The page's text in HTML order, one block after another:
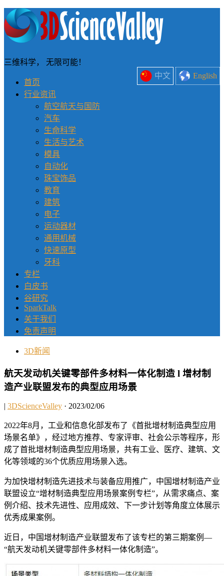
中文 English
三维科学， 无限可能！
首页
行业资讯
航空航天与国防
汽车
生命科学
生活与艺术
模具
自动化
珠宝饰品
教育
建筑
电子
运动器材
通用机械
快速原型
牙科
专栏
白皮书
谷研究
SparkTalk
关于我们
免责声明
3D新闻
航天发动机关键零部件多材料一体化制造 l 增材制
造产业联盟发布的典型应用场景
| 3DScienceValley · 2023/02/06
2022年8月，工业和信息化部发布了《首批增材制造典型应用
场景名单》，经过地方推荐、专家评审、社会公示等程序，形
成了首批增材制造典型应用场景，共有工业、医疗、建筑、文
化等领域的36个优质应用场景入选。
为加快增材制造先进技术与装备应用推广，中国增材制造产业
联盟设立“增材制造典型应用场景案例专栏”，从需求痛点、案
例介绍、技术先进性、应用成效、下一步计划等角度立体展示
优秀成果案例。
近日，中国增材制造产业联盟发布了该专栏的第三期案例—
“航天发动机关键零部件多材料一体化制造”。